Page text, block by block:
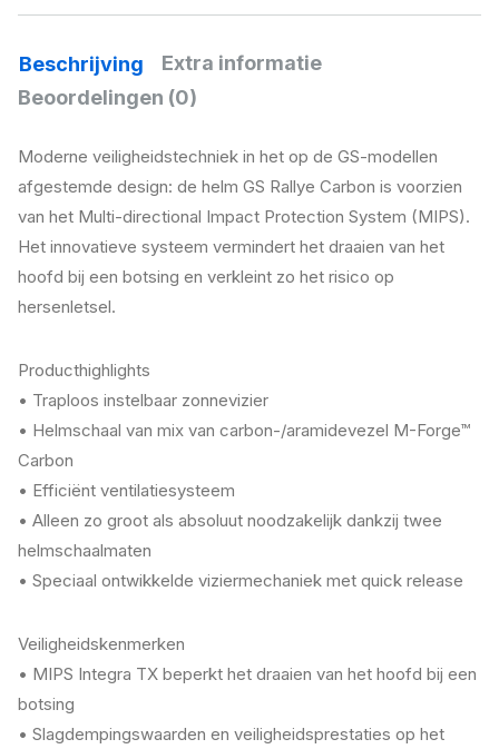
Beschrijving
Extra informatie
Beoordelingen (0)
Moderne veiligheidstechniek in het op de GS-modellen
afgestemde design: de helm GS Rallye Carbon is voorzien
van het Multi-directional Impact Protection System (MIPS).
Het innovatieve systeem vermindert het draaien van het
hoofd bij een botsing en verkleint zo het risico op
hersenletsel.
Producthighlights
• Traploos instelbaar zonnevizier
• Helmschaal van mix van carbon-/aramidevezel M-Forge™
Carbon
• Efficiënt ventilatiesysteem
• Alleen zo groot als absoluut noodzakelijk dankzij twee
helmschaalmaten
• Speciaal ontwikkelde viziermechaniek met quick release
Veiligheidskenmerken
• MIPS Integra TX beperkt het draaien van het hoofd bij een
botsing
• Slagdempingswaarden en veiligheidsprestaties op het